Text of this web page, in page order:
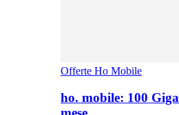
Offerte Ho Mobile
ho. mobile: 100